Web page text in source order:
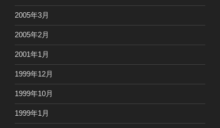
2005年3月
2005年2月
2001年1月
1999年12月
1999年10月
1999年1月